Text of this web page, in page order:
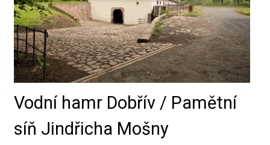
Vodní hamr Dobřív / Pamětní
síň Jindřicha Mošny